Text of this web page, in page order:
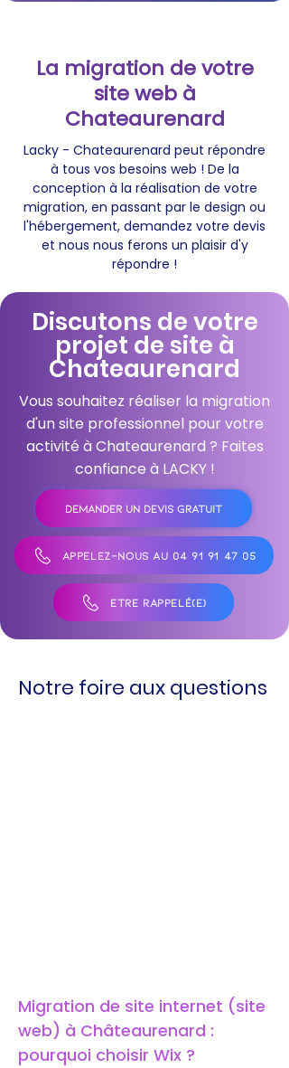
La migration de votre
site web à
Chateaurenard
Lacky - Chateaurenard peut répondre
à tous vos besoins web ! De la
conception à la réalisation de votre
migration, en passant par le design ou
l'hébergement, demandez votre devis
et nous nous ferons un plaisir d'y
répondre !
Discutons de votre
projet de site à
Chateaurenard
Vous souhaitez réaliser la migration
d'un site professionnel pour votre
activité à Chateaurenard ? Faites
confiance à LACKY !
DEMANDER UN DEVIS GRATUIT
APPELEZ-NOUS AU 04 91 91 47 05
ÊTRE RAPPELÉ(E)
Notre foire aux questions
Migration de site internet (site
web) à Châteaurenard :
pourquoi choisir Wix ?